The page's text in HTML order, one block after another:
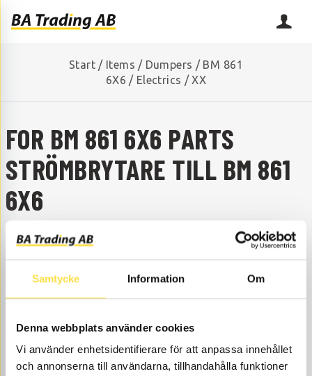
Samtycke Information Om
Denna webbplats använder cookies
Vi använder enhetsidentifierare för att anpassa innehållet
och annonserna till användarna, tillhandahålla funktioner
Start / Items / Dumpers / BM 861
6X6 / Electrics / XX
FOR BM 861 6X6 PARTS
STRÖMBRYTARE TILL BM 861
6X6
ARE YOU MISSING A SPARE PART?
+46 (0) 152-32500
info@batrading.se
used or refurbished trade-in parts both as originals and
non-original parts. We have parts like for all Volvo
construction machines and these parts like battery